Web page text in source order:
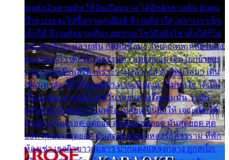
พ่อส่งเงินสามพัน ให้ฉันเรียนราม ได้อีกสักสามพัน ฉันคง
บ๊าย บาย จะไปซื้อกางเกงยีนส์ ลีวายส์มาใส่ เพราะเราเป็น
เด็กใต้ ลีวายส์อย่างเดียว อยากจะโชว์ถึงหิวโซ เด็กใต้ก็ไม่
หวั่น ตกตัวละหลายพัน กัดฟันซื้อมา ให้เด็กเทพเหลียวมอง
และต้องรู้ว่า เด็กใต้ไม่ธรรมดา แต่สุดยอด เดินโยกย้ายเย
ยวน กวนโอ๊ยพอได้ เพราะว่านุ่งลีวายส์ ตัวใหม่ใส่มา เดิน
เข้ามหาลัย จิ๊กโก๊มองหน้า ท่าจะมีปัญหา ไม่พอใจ ได้เป็น
เรื่องแน่นอน แต่ฉันไม่หวั่น เลยแหลงใต้ถามมัน ว่ามัน
พรั่นพรือ มันตอบว่าไม่พรื่อ เปลี่ยนเป็นยิ้มให้ เจอะเด็กใต้
ด้วยกัน ก็เลยรอด สุดยอด สุดยอด สุดยอด มันสุดยอด สุด
ยอด สุดยอด สุดยอด มันสุดยอด แอบหลงรักสาวราม ที่พัก
ห้องเช่า เธอผิวขาวผมยาว ปากแดงแหลงกลาง ถูกสเป็ก